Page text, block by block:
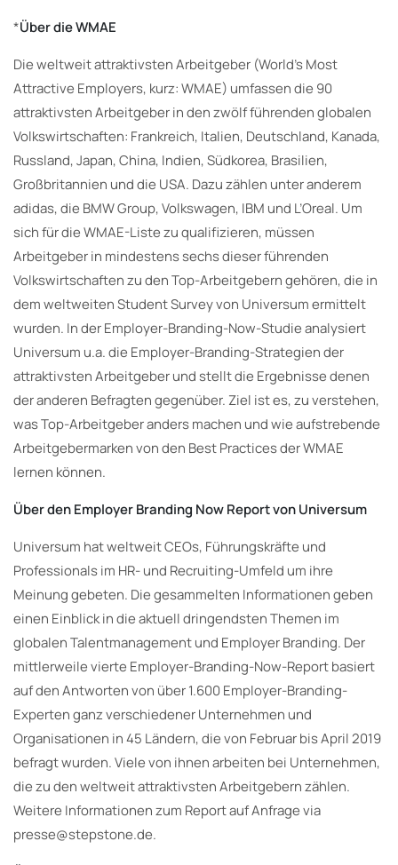
*Über die WMAE
Die weltweit attraktivsten Arbeitgeber (World’s Most
Attractive Employers, kurz: WMAE) umfassen die 90
attraktivsten Arbeitgeber in den zwölf führenden globalen
Volkswirtschaften: Frankreich, Italien, Deutschland, Kanada,
Russland, Japan, China, Indien, Südkorea, Brasilien,
Großbritannien und die USA. Dazu zählen unter anderem
adidas, die BMW Group, Volkswagen, IBM und L’Oreal. Um
sich für die WMAE-Liste zu qualifizieren, müssen
Arbeitgeber in mindestens sechs dieser führenden
Volkswirtschaften zu den Top-Arbeitgebern gehören, die in
dem weltweiten Student Survey von Universum ermittelt
wurden. In der Employer-Branding-Now-Studie analysiert
Universum u.a. die Employer-Branding-Strategien der
attraktivsten Arbeitgeber und stellt die Ergebnisse denen
der anderen Befragten gegenüber. Ziel ist es, zu verstehen,
was Top-Arbeitgeber anders machen und wie aufstrebende
Arbeitgebermarken von den Best Practices der WMAE
lernen können.
Über den Employer Branding Now Report von Universum
Universum hat weltweit CEOs, Führungskräfte und
Professionals im HR- und Recruiting-Umfeld um ihre
Meinung gebeten. Die gesammelten Informationen geben
einen Einblick in die aktuell dringendsten Themen im
globalen Talentmanagement und Employer Branding. Der
mittlerweile vierte Employer-Branding-Now-Report basiert
auf den Antworten von über 1.600 Employer-Branding-
Experten ganz verschiedener Unternehmen und
Organisationen in 45 Ländern, die von Februar bis April 2019
befragt wurden. Viele von ihnen arbeiten bei Unternehmen,
die zu den weltweit attraktivsten Arbeitgebern zählen.
Weitere Informationen zum Report auf Anfrage via
presse@stepstone.de.